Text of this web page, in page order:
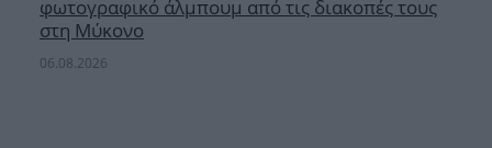
φωτογραφικό άλμπουμ από τις διακοπές τους
στη Μύκονο
06.08.2026